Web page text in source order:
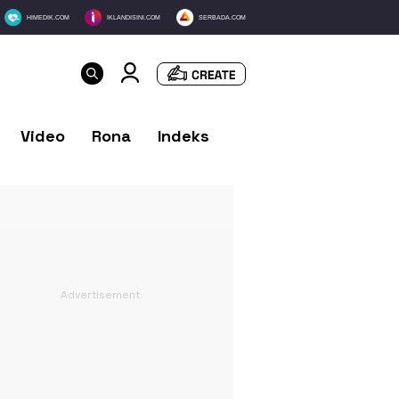
HIMEDIK.COM IKLANDISINI.COM SERBADA.COM
Video Rona Indeks